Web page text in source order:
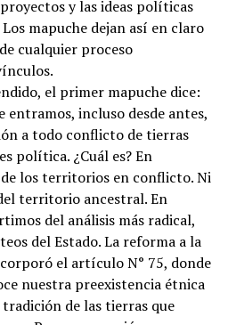
y las ideas políticas
mapuche dejan así en claro
cualquier proceso
el primer mapuche dice:
entramos, incluso desde antes,
a todo conflicto de tierras
política. ¿Cuál es? En
los territorios en conflicto. Ni
territorio ancestral. En
del análisis más radical,
del Estado. La reforma a la
el artículo N° 75, donde
nuestra preexistencia étnica
de las tierras que